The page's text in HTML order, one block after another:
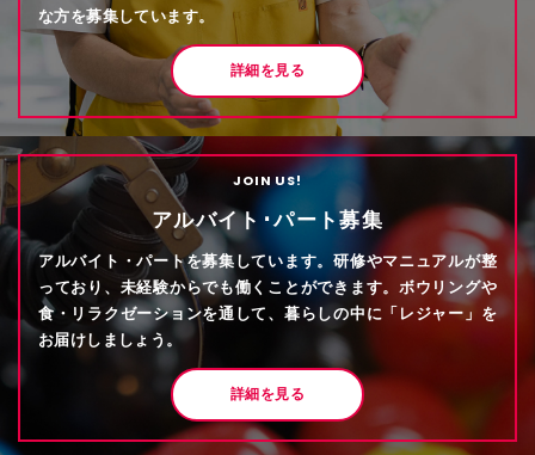
な方を募集しています。
詳細を見る
JOIN US!
アルバイト･パート募集
アルバイト・パートを募集しています。研修やマニュアルが整
っており、未経験からでも働くことができます。ボウリングや
食・リラクゼーションを通して、暮らしの中に「レジャー」を
お届けしましょう。
詳細を見る